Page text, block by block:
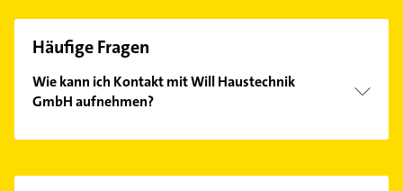
Häufige Fragen
Wie kann ich Kontakt mit Will Haustechnik
GmbH aufnehmen?